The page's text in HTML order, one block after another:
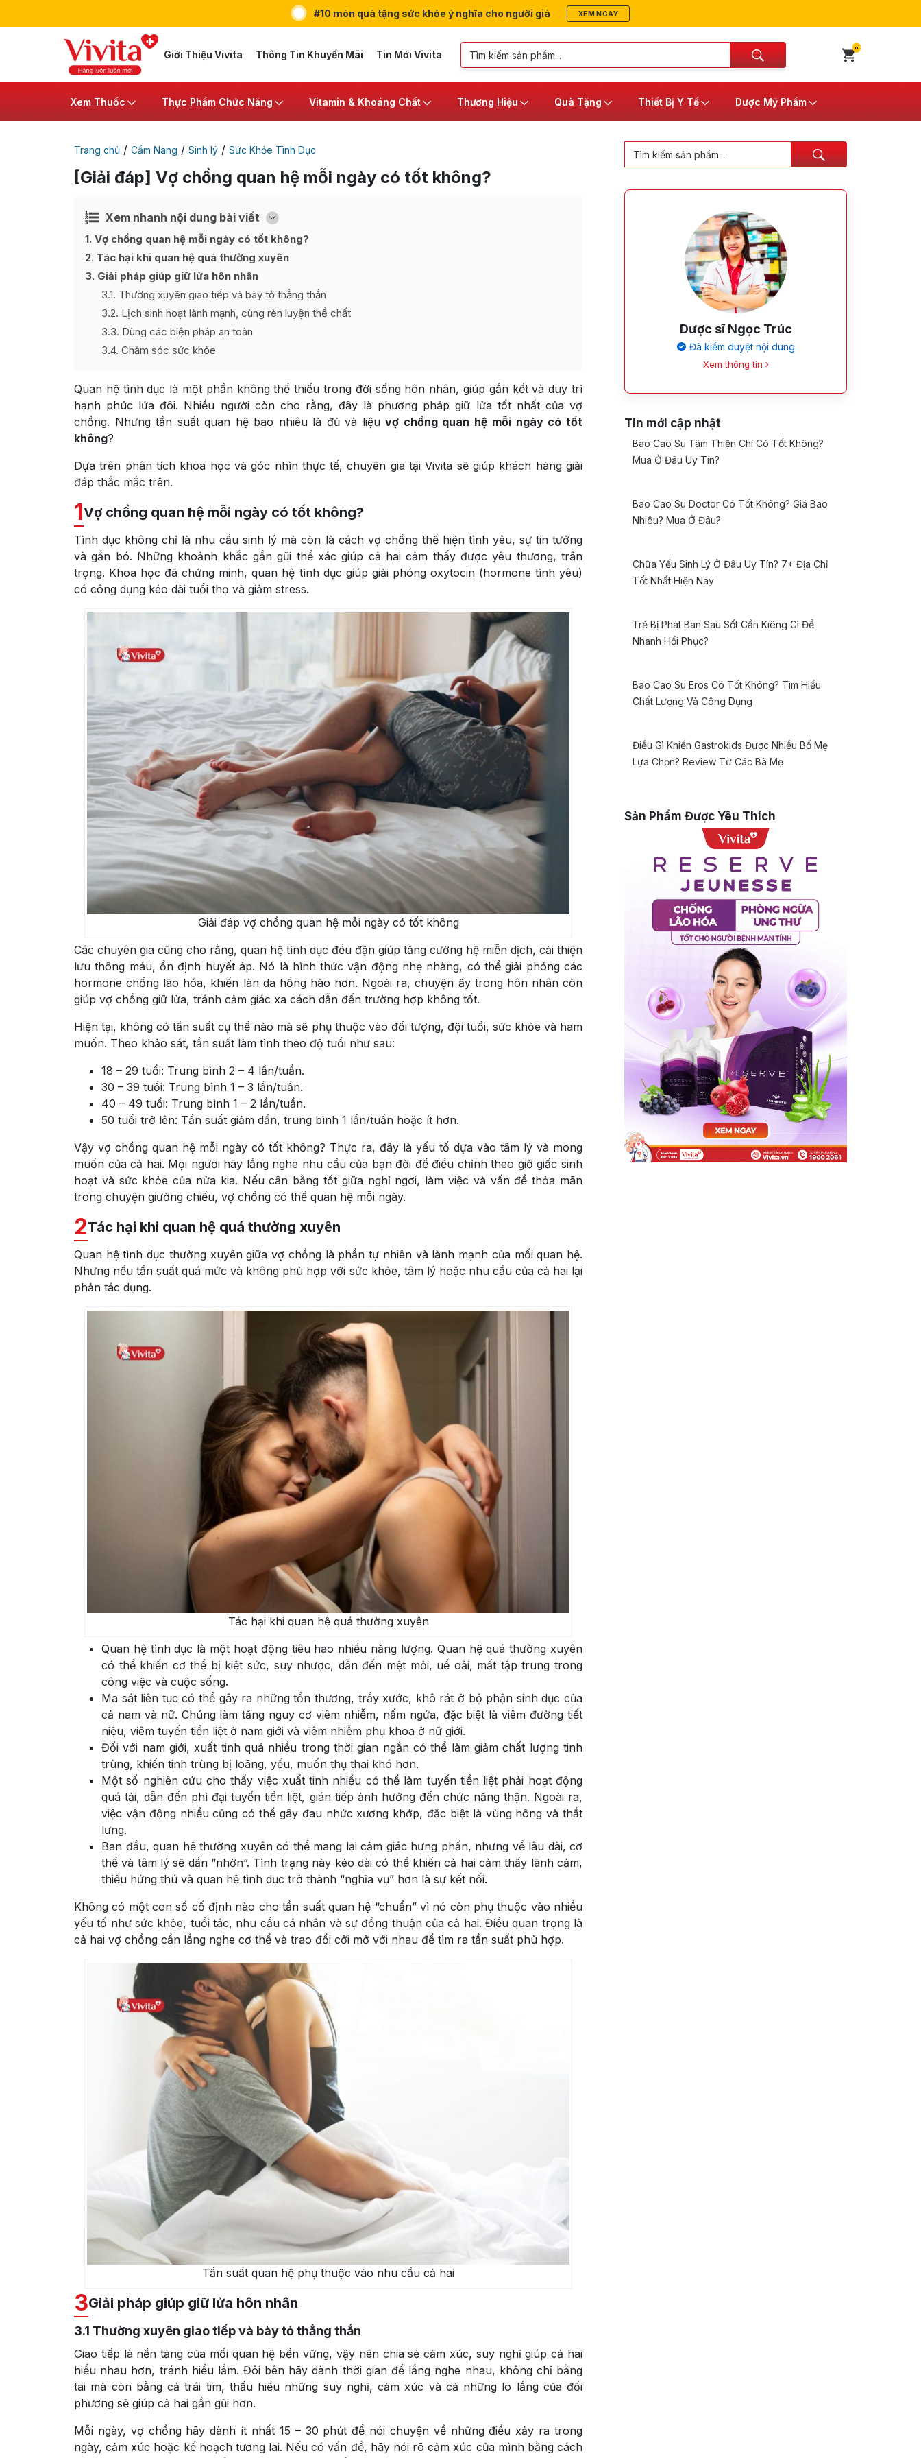
#10 món quà tặng sức khỏe ý nghĩa cho người già XEM NGAY
Giới Thiệu Vivita Thông Tin Khuyến Mãi Tin Mới Vivita
0
Xem Thuốc Thực Phẩm Chức Năng Vitamin & Khoáng Chất Thương Hiệu Quà Tặng Thiết Bị Y Tế Dược Mỹ Phẩm
Trang chủ / Cẩm Nang / Sinh lý / Sức Khỏe Tình Dục
[Giải đáp] Vợ chồng quan hệ mỗi ngày có tốt không?
Xem nhanh nội dung bài viết [
Ẩn
1 Vợ chồng quan hệ mỗi ngày có tốt không?
2 Tác hại khi quan hệ quá thường xuyên
3 Giải pháp giúp giữ lửa hôn nhân
3.1 Thường xuyên giao tiếp và bày tỏ thẳng thắn
3.2 Lịch sinh hoạt lành mạnh, cùng rèn luyện thể chất
3.3 Dùng các biện pháp an toàn
3.4 Chăm sóc sức khỏe
Quan hệ tình dục là một phần không thể thiếu trong đời sống hôn nhân, giúp gắn kết và duy trì
hạnh phúc lứa đôi. Nhiều người còn cho rằng, đây là phương pháp giữ lửa tốt nhất của vợ
chồng. Nhưng tần suất quan hệ bao nhiêu là đủ và liệuvợ chồng quan hệ mỗi ngày có tốt
không?
Dựa trên phân tích khoa học và góc nhìn thực tế, chuyên gia tại Vivita sẽ giúp khách hàng giải
đáp thắc mắc trên.
1Vợ chồng quan hệ mỗi ngày có tốt không?
Tình dục không chỉ là nhu cầu sinh lý mà còn là cách vợ chồng thể hiện tình yêu, sự tin tưởng
và gắn bó. Những khoảnh khắc gần gũi thể xác giúp cả hai cảm thấy được yêu thương, trân
trọng. Khoa học đã chứng minh, quan hệ tình dục giúp giải phóng oxytocin (hormone tình yêu)
có công dụng kéo dài tuổi thọ và giảm stress.
Giải đáp vợ chồng quan hệ mỗi ngày có tốt không
Các chuyên gia cũng cho rằng, quan hệ tình dục đều đặn giúp tăng cường hệ miễn dịch, cải thiện
lưu thông máu, ổn định huyết áp. Nó là hình thức vận động nhẹ nhàng, có thể giải phóng các
hormone chống lão hóa, khiến làn da hồng hào hơn. Ngoài ra, chuyện ấy trong hôn nhân còn
giúp vợ chồng giữ lửa, tránh cảm giác xa cách dẫn đến trường hợp không tốt.
Hiện tại, không có tần suất cụ thể nào mà sẽ phụ thuộc vào đối tượng, đội tuổi, sức khỏe và ham
muốn. Theo khảo sát, tần suất làm tình theo độ tuổi như sau:
18 – 29 tuổi: Trung bình 2 – 4 lần/tuần.
30 – 39 tuổi: Trung bình 1 – 3 lần/tuần.
40 – 49 tuổi: Trung bình 1 – 2 lần/tuần.
50 tuổi trở lên: Tần suất giảm dần, trung bình 1 lần/tuần hoặc ít hơn.
Vậy vợ chồng quan hệ mỗi ngày có tốt không? Thực ra, đây là yếu tố dựa vào tâm lý và mong
muốn của cả hai. Mọi người hãy lắng nghe nhu cầu của bạn đời để điều chỉnh theo giờ giấc sinh
hoạt và sức khỏe của nửa kia. Nếu cân bằng tốt giữa nghỉ ngơi, làm việc và vấn đề thỏa mãn
trong chuyện giường chiếu, vợ chồng có thể quan hệ mỗi ngày.
2Tác hại khi quan hệ quá thường xuyên
Quan hệ tình dục thường xuyên giữa vợ chồng là phần tự nhiên và lành mạnh của mối quan hệ.
Nhưng nếu tần suất quá mức và không phù hợp với sức khỏe, tâm lý hoặc nhu cầu của cả hai lại
phản tác dụng.
Tác hại khi quan hệ quá thường xuyên
Quan hệ tình dục là một hoạt động tiêu hao nhiều năng lượng. Quan hệ quá thường xuyên
có thể khiến cơ thể bị kiệt sức, suy nhược, dẫn đến mệt mỏi, uể oải, mất tập trung trong
công việc và cuộc sống.
Ma sát liên tục có thể gây ra những tổn thương, trầy xước, khô rát ở bộ phận sinh dục của
cả nam và nữ. Chúng làm tăng nguy cơ viêm nhiễm, nấm ngứa, đặc biệt là viêm đường tiết
niệu, viêm tuyến tiền liệt ở nam giới và viêm nhiễm phụ khoa ở nữ giới.
Đối với nam giới, xuất tinh quá nhiều trong thời gian ngắn có thể làm giảm chất lượng tinh
trùng, khiến tinh trùng bị loãng, yếu, muốn thụ thai khó hơn.
Một số nghiên cứu cho thấy việc xuất tinh nhiều có thể làm tuyến tiền liệt phải hoạt động
quá tải, dẫn đến phì đại tuyến tiền liệt, gián tiếp ảnh hưởng đến chức năng thận. Ngoài ra,
việc vận động nhiều cũng có thể gây đau nhức xương khớp, đặc biệt là vùng hông và thắt
lưng.
Ban đầu, quan hệ thường xuyên có thể mang lại cảm giác hưng phấn, nhưng về lâu dài, cơ
thể và tâm lý sẽ dần “nhờn”. Tình trạng này kéo dài có thể khiến cả hai cảm thấy lãnh cảm,
thiếu hứng thú và quan hệ tình dục trở thành “nghĩa vụ” hơn là sự kết nối.
Không có một con số cố định nào cho tần suất quan hệ “chuẩn” vì nó còn phụ thuộc vào nhiều
yếu tố như sức khỏe, tuổi tác, nhu cầu cá nhân và sự đồng thuận của cả hai. Điều quan trọng là
cả hai vợ chồng cần lắng nghe cơ thể và trao đổi cởi mở với nhau để tìm ra tần suất phù hợp.
Tần suất quan hệ phụ thuộc vào nhu cầu cả hai
3Giải pháp giúp giữ lửa hôn nhân
3.1 Thường xuyên giao tiếp và bày tỏ thẳng thắn
Giao tiếp là nền tảng của mối quan hệ bền vững, vậy nên chia sẻ cảm xúc, suy nghĩ giúp cả hai
hiểu nhau hơn, tránh hiểu lầm. Đôi bên hãy dành thời gian để lắng nghe nhau, không chỉ bằng
tai mà còn bằng cả trái tim, thấu hiểu những suy nghĩ, cảm xúc và cả những lo lắng của đối
phương sẽ giúp cả hai gần gũi hơn.
Mỗi ngày, vợ chồng hãy dành ít nhất 15 – 30 phút để nói chuyện về những điều xảy ra trong
ngày, cảm xúc hoặc kế hoạch tương lai. Nếu có vấn đề, hãy nói rõ cảm xúc của mình bằng cách
Dược sĩ Ngọc Trúc
Đã kiểm duyệt nội dung
Xem thông tin
Tin mới cập nhật
Bao Cao Su Tâm Thiện Chí Có Tốt Không?
Mua Ở Đâu Uy Tín?
Bao Cao Su Doctor Có Tốt Không? Giá Bao
Nhiêu? Mua Ở Đâu?
Chữa Yếu Sinh Lý Ở Đâu Uy Tín? 7+ Địa Chỉ
Tốt Nhất Hiện Nay
Trẻ Bị Phát Ban Sau Sốt Cần Kiêng Gì Để
Nhanh Hồi Phục?
Bao Cao Su Eros Có Tốt Không? Tìm Hiểu
Chất Lượng Và Công Dụng
Điều Gì Khiến Gastrokids Được Nhiều Bố Mẹ
Lựa Chọn? Review Từ Các Bà Mẹ
Sản Phẩm Được Yêu Thích